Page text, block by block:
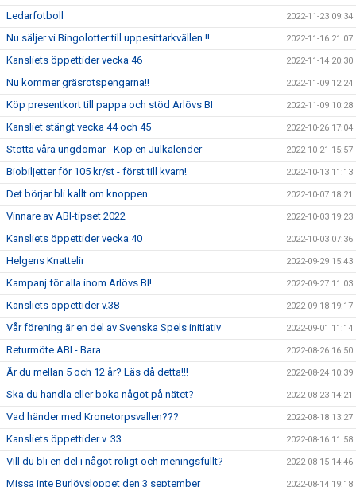
Ledarfotboll 2022-11-23 09:34
Nu säljer vi Bingolotter till uppesittarkvällen !! 2022-11-16 21:07
Kansliets öppettider vecka 46 2022-11-14 20:30
Nu kommer gräsrotspengarna!! 2022-11-09 12:24
Köp presentkort till pappa och stöd Arlövs BI 2022-11-09 10:28
Kansliet stängt vecka 44 och 45 2022-10-26 17:04
Stötta våra ungdomar - Köp en Julkalender 2022-10-21 15:57
Biobiljetter för 105 kr/st - först till kvarn! 2022-10-13 11:13
Det börjar bli kallt om knoppen 2022-10-07 18:21
Vinnare av ABI-tipset 2022 2022-10-03 19:23
Kansliets öppettider vecka 40 2022-10-03 07:36
Helgens Knattelir 2022-09-29 15:43
Kampanj för alla inom Arlövs BI! 2022-09-27 11:03
Kansliets öppettider v.38 2022-09-18 19:17
Vår förening är en del av Svenska Spels initiativ 2022-09-01 11:14
Returmöte ABI - Bara 2022-08-26 16:50
Är du mellan 5 och 12 år? Läs då detta!!! 2022-08-24 10:39
Ska du handla eller boka något på nätet? 2022-08-23 14:21
Vad händer med Kronetorpsvallen??? 2022-08-18 13:27
Kansliets öppettider v. 33 2022-08-16 11:58
Vill du bli en del i något roligt och meningsfullt? 2022-08-15 14:46
Missa inte Burlövsloppet den 3 september 2022-08-14 19:18